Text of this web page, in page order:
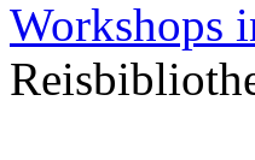
Workshops